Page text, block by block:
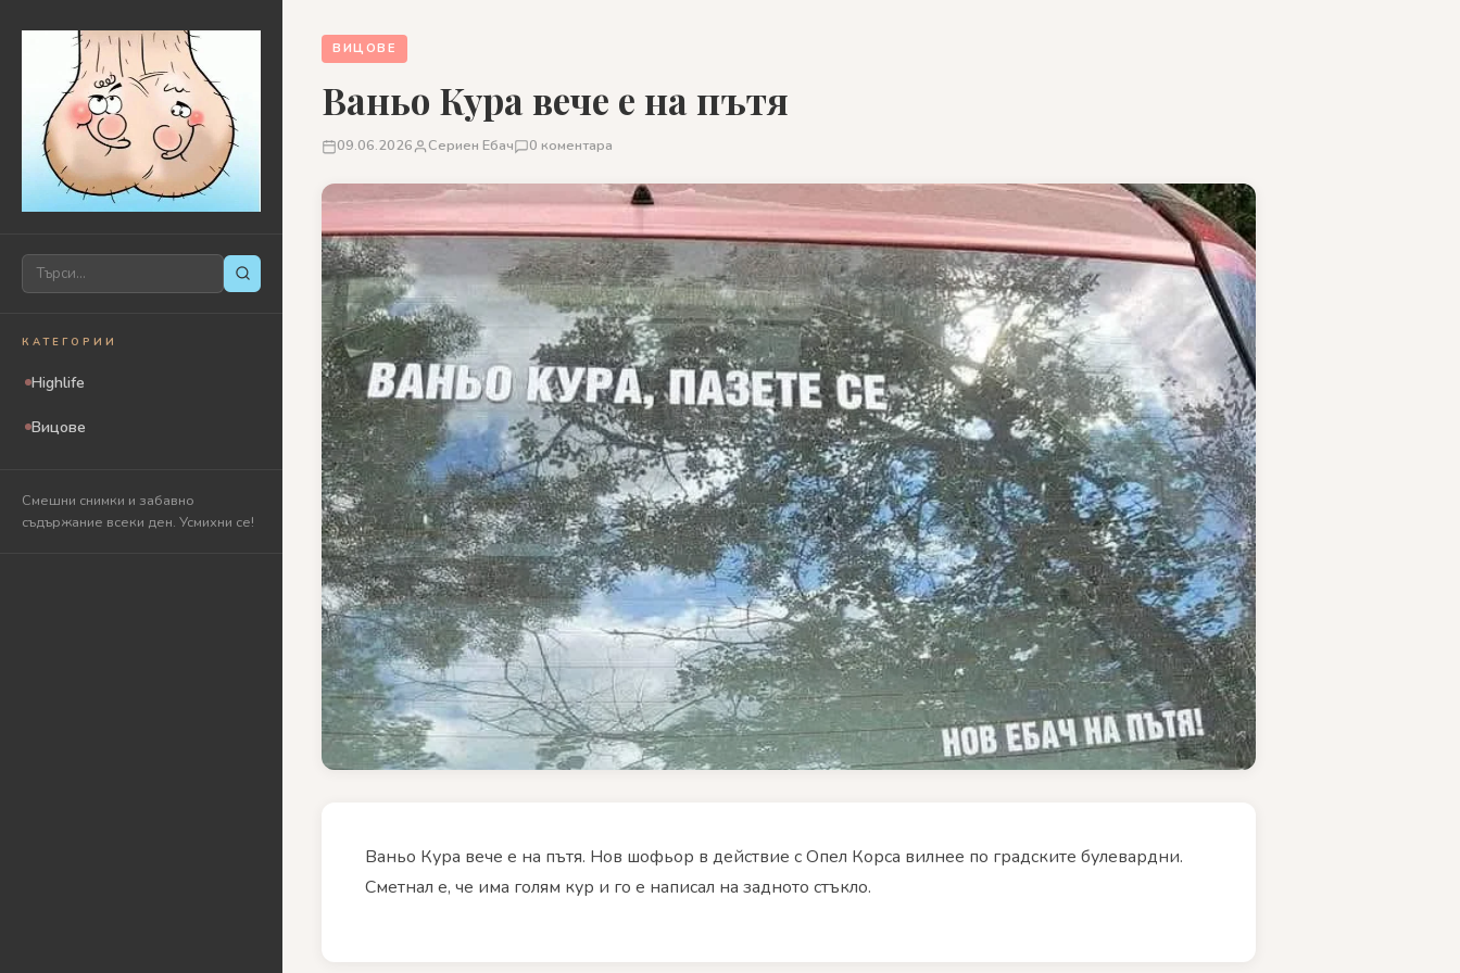
КАТЕГОРИИ
Highlife
Вицове
Смешни снимки и забавно
съдържание всеки ден. Усмихни се!
ВИЦОВЕ
Ваньо Кура вече е на пътя
09.06.2026 Сериен Ебач 0 коментара
Ваньо Кура вече е на пътя. Нов шофьор в действие с Опел Корса вилнее по градските булевардни.
Сметнал е, че има голям кур и го е написал на задното стъкло.